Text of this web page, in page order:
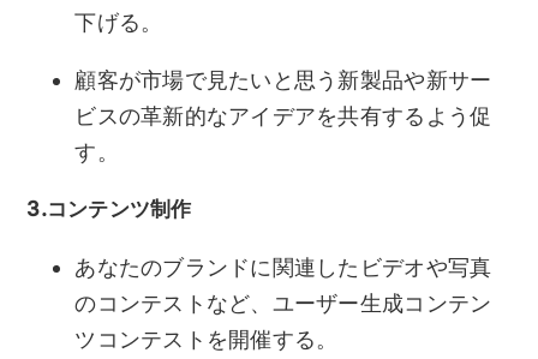
下げる。
顧客が市場で見たいと思う新製品や新サー
ビスの革新的なアイデアを共有するよう促
す。
3.コンテンツ制作
あなたのブランドに関連したビデオや写真
のコンテストなど、ユーザー生成コンテン
ツコンテストを開催する。